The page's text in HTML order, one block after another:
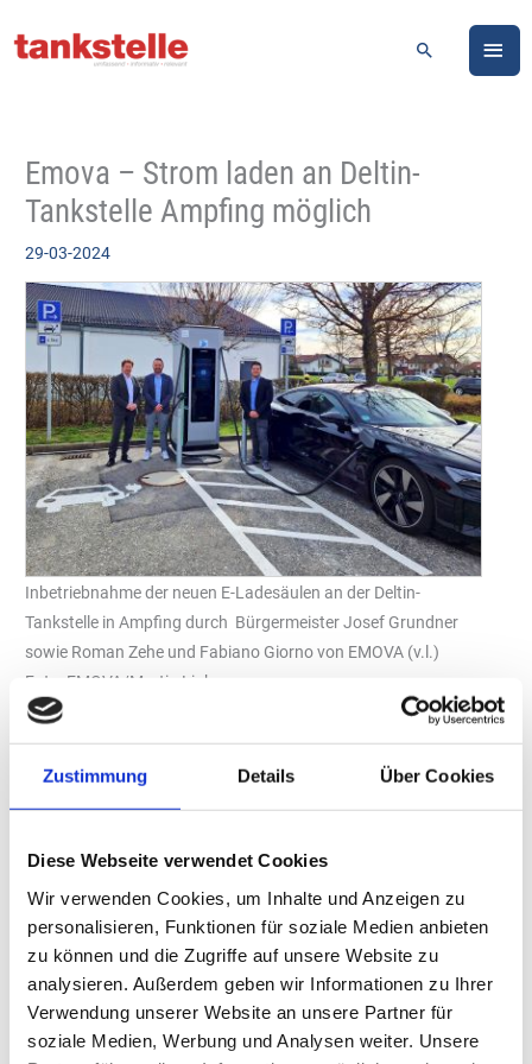
Zustimmung Details Über Cookies
Diese Webseite verwendet Cookies
Wir verwenden Cookies, um Inhalte und Anzeigen zu
personalisieren, Funktionen für soziale Medien anbieten
zu können und die Zugriffe auf unsere Website zu
analysieren. Außerdem geben wir Informationen zu Ihrer
Verwendung unserer Website an unsere Partner für
soziale Medien, Werbung und Analysen weiter. Unsere
Inhalt
Suchen
Emova – Strom laden an Deltin-
Tankstelle Ampfing möglich
29-03-2024
Inbetriebnahme der neuen E-Ladesäulen an der Deltin-
Tankstelle in Ampfing durch Bürgermeister Josef Grundner
sowie Roman Zehe und Fabiano Giorno von EMOVA (v.l.)
Foto: EMOVA/Martin Linkemann
Das zu EMOVA gehörende DELTIN-Tankstellennetz erweitert sein
Angebot für Autofahrer um Ladesäulen für die E-Mobilität. Ab
sofort ist auch an der DELTIN-Tankstelle in Ampfing neben dem
Ladestandards inklusive Tesla im Angebot. Jede Ladesäule ist mit
zwei Ladepunkten mit bis zu 300 Kilowatt Leistung zum
parallelen Laden von zwei Fahrzeugen ausgestattet. Noch im
Laufe dieses Jahres ist eine Verdopplung der Kapazität auf vier
Ladepunkte vorgesehen. Der dafür notwendige Strom wird
teilweise über eine eigene 50-Kilowatt-Photovoltaikanlagen auf
dem Tankstellendach generiert, mit einer Jahresleistung von fast